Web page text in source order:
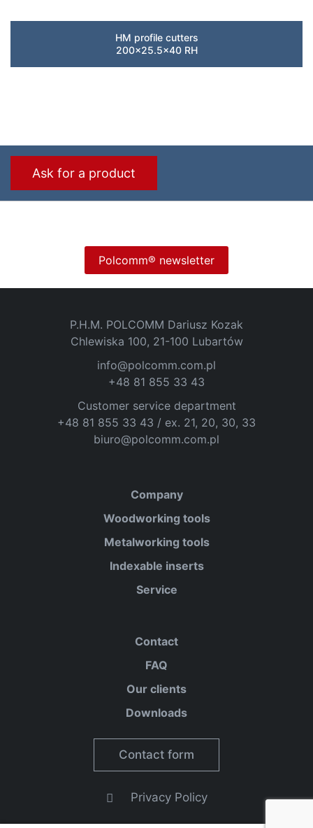
HM profile cutters
200×25.5×40 RH
Ask for a product
Polcomm® newsletter
P.H.M. POLCOMM Dariusz Kozak
Chlewiska 100, 21-100 Lubartów
info@polcomm.com.pl
+48 81 855 33 43
Customer service department
+48 81 855 33 43 / ex. 21, 20, 30, 33
biuro@polcomm.com.pl
Company
Woodworking tools
Metalworking tools
Indexable inserts
Service
Contact
FAQ
Our clients
Downloads
Contact form
Privacy Policy